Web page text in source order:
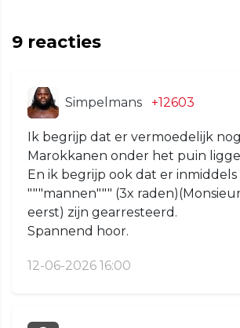
9 reacties
Simpelmans +12603
Ik begrijp dat er vermoedelijk nog
Marokkanen onder het puin
En ik begrijp ook dat er
"""mannen""" (3x
eerst) zijn gearresteerd.
Spannend hoor.
12-06-2026 16:00